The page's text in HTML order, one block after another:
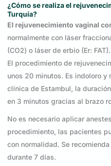
¿Cómo se realiza el
Turquía?
El rejuvenecimiento vaginal
normalmente con láser
(CO2) o láser de erbio (Er: FAT).
El procedimiento de
unos 20 minutos. Es indoloro y
clínica de Estambul, la
en 3 minutos gracias al brazo
No es necesario aplicar
procedimiento, las pacientes
con normalidad. Se
durante 7 días.